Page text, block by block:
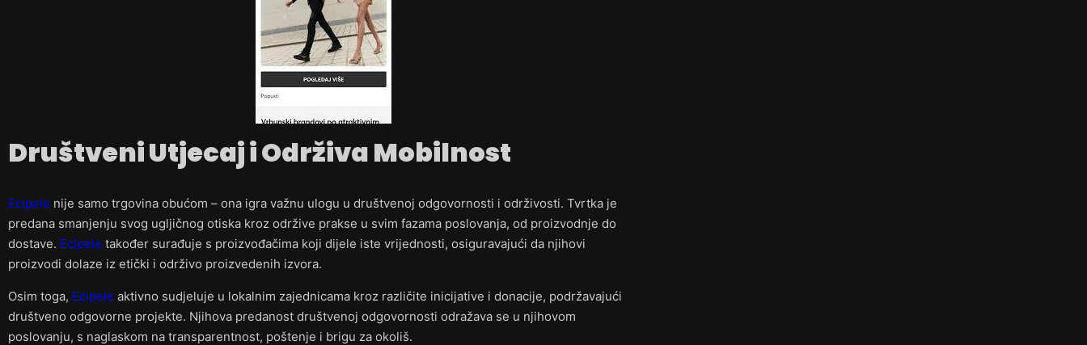
Društveni Utjecaj i Održiva Mobilnost
Ecipele nije samo trgovina obućom – ona igra važnu ulogu u društvenoj odgovornosti i održivosti. Tvrtka je
predana smanjenju svog ugljičnog otiska kroz održive prakse u svim fazama poslovanja, od proizvodnje do
dostave. Ecipele također surađuje s proizvođačima koji dijele iste vrijednosti, osiguravajući da njihovi
proizvodi dolaze iz etički i održivo proizvedenih izvora.
Osim toga, Ecipele aktivno sudjeluje u lokalnim zajednicama kroz različite inicijative i donacije, podržavajući
društveno odgovorne projekte. Njihova predanost društvenoj odgovornosti odražava se u njihovom
poslovanju, s naglaskom na transparentnost, poštenje i brigu za okoliš.